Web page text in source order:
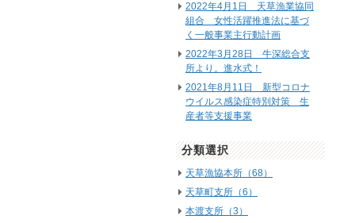
2022年4月1日 天草漁業協同
組合 女性活躍推進法に基づ
く一般事業主行動計画
2022年3月28日 牛深総合支
所より。進水式！
2021年8月11日 新型コロナ
ウイルス感染症特別対策 生
産者等支援事業
分類選択
天草漁協本所（68）
天草町支所（6）
本渡支所（3）